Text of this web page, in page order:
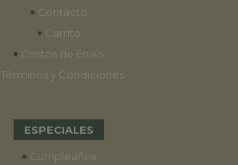
• Contacto
• Carrito
• Costos de Envío
Términos y Condiciones
ESPECIALES
• Cumpleaños